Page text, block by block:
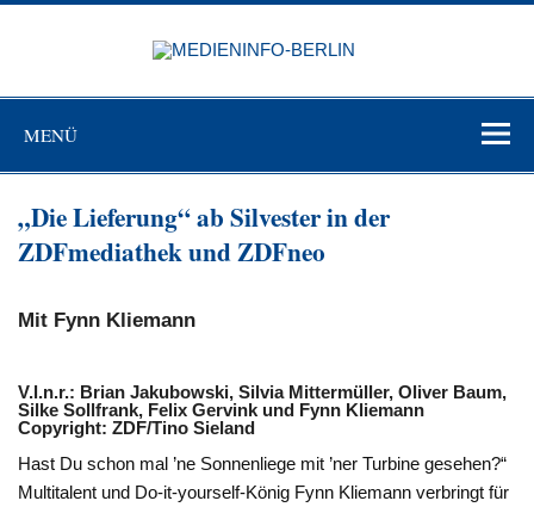
Zum
MENÜ
„Die Lieferung“ ab Silvester in der
ZDFmediathek und ZDFneo
Mit Fynn Kliemann
V.l.n.r.: Brian Jakubowski, Silvia Mittermüller, Oliver Baum,
Silke Sollfrank, Felix Gervink und Fynn Kliemann
Copyright: ZDF/Tino Sieland
Hast Du schon mal ’ne Sonnenliege mit ’ner Turbine gesehen?“
Multitalent und Do-it-yourself-König Fynn Kliemann verbringt für